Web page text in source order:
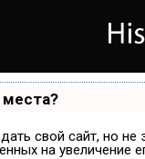
места?
свой сайт, но
на